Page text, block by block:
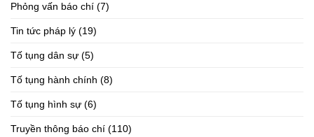
Phỏng vấn báo chí (7)
Tin tức pháp lý (19)
Tố tụng dân sự (5)
Tố tụng hành chính (8)
Tố tụng hình sự (6)
Truyền thông báo chí (110)